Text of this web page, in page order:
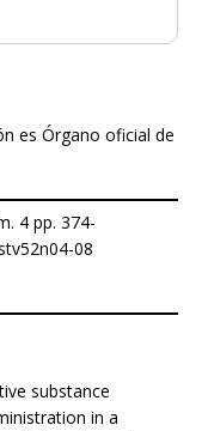
es Órgano oficial de
4 pp. 374-
08
substance
in a